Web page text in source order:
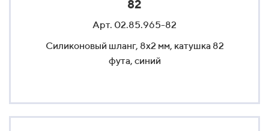
82
Арт. 02.85.965-82
Силиконовый шланг, 8x2 мм, катушка 82
фута, синий